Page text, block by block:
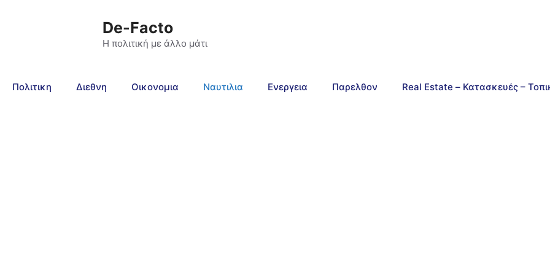
De-Facto
Η πολιτική με άλλο μάτι
Πολιτικη Διεθνη Οικονομια Ναυτιλια Ενεργεια Παρελθον Real Estate – Κατασκευές –